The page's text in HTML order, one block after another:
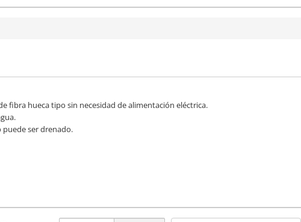
fibra hueca tipo sin necesidad de alimentación eléctrica.
ser drenado.